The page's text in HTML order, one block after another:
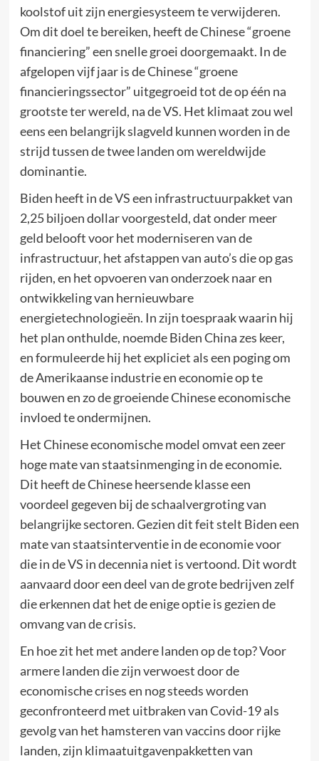
koolstof uit zijn energiesysteem te verwijderen.
Om dit doel te bereiken, heeft de Chinese “groene
financiering” een snelle groei doorgemaakt. In de
afgelopen vijf jaar is de Chinese “groene
financieringssector” uitgegroeid tot de op één na
grootste ter wereld, na de VS. Het klimaat zou wel
eens een belangrijk slagveld kunnen worden in de
strijd tussen de twee landen om wereldwijde
dominantie.
Biden heeft in de VS een infrastructuurpakket van
2,25 biljoen dollar voorgesteld, dat onder meer
geld belooft voor het moderniseren van de
infrastructuur, het afstappen van auto’s die op gas
rijden, en het opvoeren van onderzoek naar en
ontwikkeling van hernieuwbare
energietechnologieën. In zijn toespraak waarin hij
het plan onthulde, noemde Biden China zes keer,
en formuleerde hij het expliciet als een poging om
de Amerikaanse industrie en economie op te
bouwen en zo de groeiende Chinese economische
invloed te ondermijnen.
Het Chinese economische model omvat een zeer
hoge mate van staatsinmenging in de economie.
Dit heeft de Chinese heersende klasse een
voordeel gegeven bij de schaalvergroting van
belangrijke sectoren. Gezien dit feit stelt Biden een
mate van staatsinterventie in de economie voor
die in de VS in decennia niet is vertoond. Dit wordt
aanvaard door een deel van de grote bedrijven zelf
die erkennen dat het de enige optie is gezien de
omvang van de crisis.
En hoe zit het met andere landen op de top? Voor
armere landen die zijn verwoest door de
economische crises en nog steeds worden
geconfronteerd met uitbraken van Covid-19 als
gevolg van het hamsteren van vaccins door rijke
landen, zijn klimaatuitgavenpakketten van